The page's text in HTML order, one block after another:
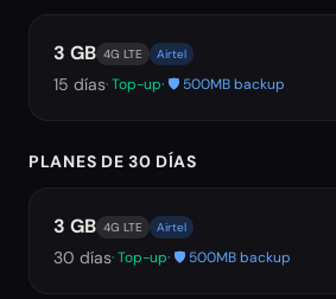
3 GB 4G LTE Airtel
15 días· Top-up· 🛡️ 500MB backup
PLANES DE 30 DÍAS
3 GB 4G LTE Airtel
30 días· Top-up· 🛡️ 500MB backup